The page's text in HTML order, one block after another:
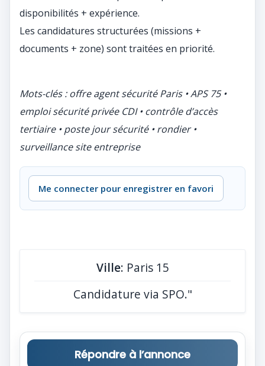
disponibilités + expérience.
Les candidatures structurées (missions +
documents + zone) sont traitées en priorité.
Mots-clés : offre agent sécurité Paris • APS 75 •
emploi sécurité privée CDI • contrôle d’accès
tertiaire • poste jour sécurité • rondier •
surveillance site entreprise
Me connecter pour enregistrer en favori
Ville: Paris 15
Candidature via SPO."
Répondre à l’annonce